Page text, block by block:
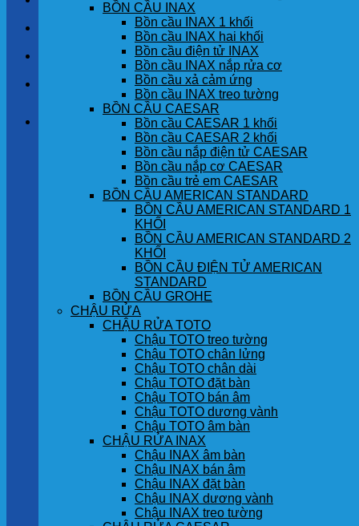
GÓC KHÁCH HÀNG
Chưa có sản phẩm trong giỏ hàng.
BỒN CẦU INAX
Bồn cầu INAX 1 khối
Bồn cầu INAX hai khối
Bồn cầu điện tử INAX
Bồn cầu INAX nắp rửa cơ
Bồn cầu xả cảm ứng
Bồn cầu INAX treo tường
BỒN CẦU CAESAR
Bồn cầu CAESAR 1 khối
Bồn cầu CAESAR 2 khối
Bồn cầu nắp điện tử CAESAR
Bồn cầu nắp cơ CAESAR
Bồn cầu trẻ em CAESAR
BỒN CẦU AMERICAN STANDARD
BỒN CẦU AMERICAN STANDARD 1
KHỐI
BỒN CẦU AMERICAN STANDARD 2
KHỐI
BỒN CẦU ĐIỆN TỬ AMERICAN
STANDARD
BỒN CẦU GROHE
CHẬU RỬA
CHẬU RỬA TOTO
Chậu TOTO treo tường
Chậu TOTO chân lửng
Chậu TOTO chân dài
Chậu TOTO đặt bàn
Chậu TOTO bán âm
Chậu TOTO dương vành
Chậu TOTO âm bàn
CHẬU RỬA INAX
Chậu INAX âm bàn
Chậu INAX bán âm
Chậu INAX đặt bàn
Chậu INAX dương vành
Chậu INAX treo tường